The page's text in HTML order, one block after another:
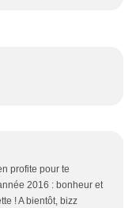
profite pour te
2016 : bonheur et
! A bientôt, bizz